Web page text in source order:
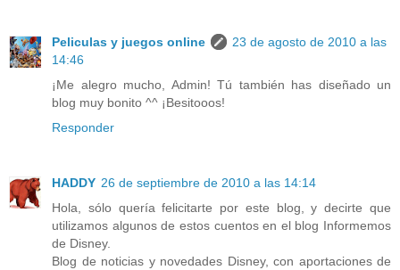
Peliculas y juegos online
23 de agosto de 2010 a las
14:46
¡Me alegro mucho, Admin! Tú también has diseñado un
blog muy bonito ^^ ¡Besitooos!
Responder
HADDY 26 de septiembre de 2010 a las 14:14
Hola, sólo quería felicitarte por este blog, y decirte que
utilizamos algunos de estos cuentos en el blog Informemos
de Disney.
Blog de noticias y novedades Disney, con aportaciones de